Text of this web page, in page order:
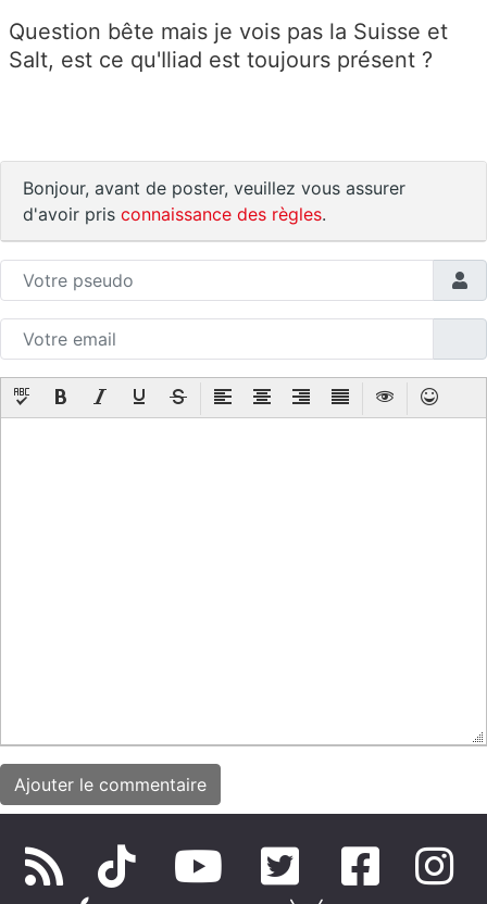
Question bête mais je vois pas la Suisse et
Salt, est ce qu'Iliad est toujours présent ?
Bonjour, avant de poster, veuillez vous assurer
d'avoir pris connaissance des règles.